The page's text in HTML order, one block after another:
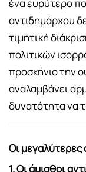
ένα ευρύτερο
αντιδημάρχου
τιμητική
πολιτικών
προσκήνιο την
αναλαμβάνει
δυνατότητα να
Οι μεγαλύτερες
1. Οι άμισθοι